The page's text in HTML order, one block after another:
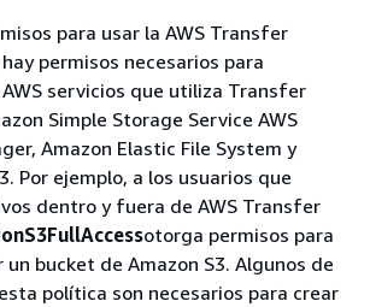
para usar la AWS Transfer
permisos necesarios para
servicios que utiliza Transfer
Simple Storage Service AWS
Amazon Elastic File System y
Por ejemplo, a los usuarios que
dentro y fuera de AWS Transfer
otorga permisos para
bucket de Amazon S3. Algunos de
política son necesarios para crear